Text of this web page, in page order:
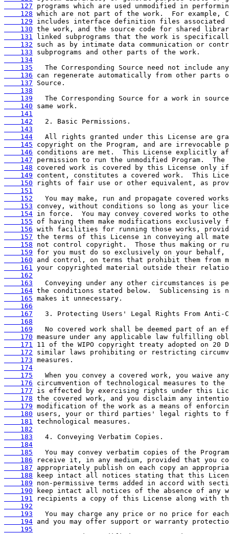
    127
    128
    129
    130
    131
    132
    133
    134
    135
    136
    137
    138
    139
    140
    141
    142
    143
    144
    145
    146
    147
    148
    149
    150
    151
    152
    153
    154
    155
    156
    157
    158
    159
    160
    161
    162
    163
    164
    165
    166
    167
    168
    169
    170
    171
    172
    173
    174
    175
    176
    177
    178
    179
    180
    181
    182
    183
    184
    185
    186
    187
    188
    189
    190
    191
    192
    193
    194
    195